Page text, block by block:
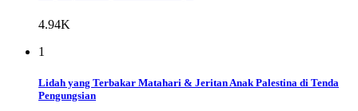
4.94K
1
Lidah yang Terbakar Matahari & Jeritan Anak Palestina di Tenda
Pengungsian